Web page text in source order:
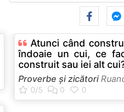
Atunci când
îndoaie un cui, ce
construit sau iei alt
Proverbe și zicători